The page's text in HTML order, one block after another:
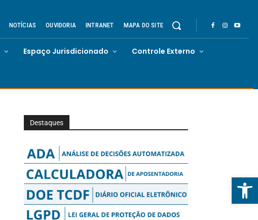
Abrir
NOTÍCIAS OUVIDORIA INTRANET MAPA DO SITE
Espaço Jurisdicionado Controle Externo
Destaques